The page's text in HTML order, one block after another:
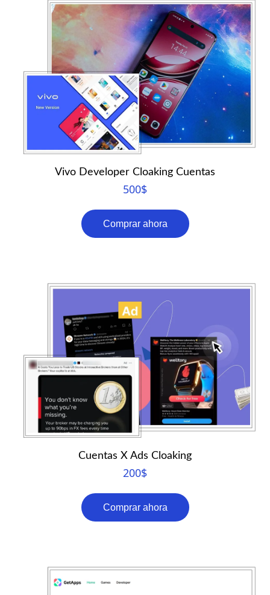
Vivo Developer Cloaking Cuentas
500$
Comprar ahora
Cuentas X Ads Cloaking
200$
Comprar ahora